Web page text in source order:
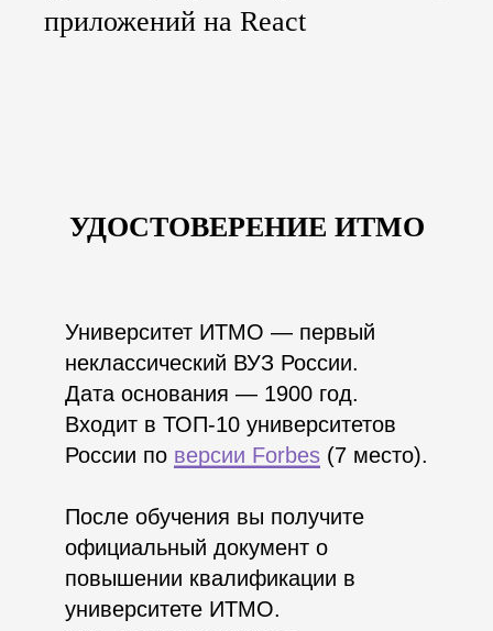
приложений на React
УДОСТОВЕРЕНИЕ ИТМО
квалификации
+7
Записаться